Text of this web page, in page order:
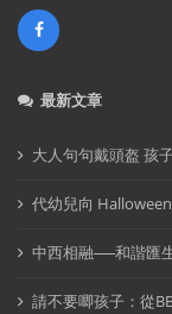
最新文章
大人句句戴頭盔 孩
代幼兒向
中西相融──和諧匯
請不要唧孩子：從